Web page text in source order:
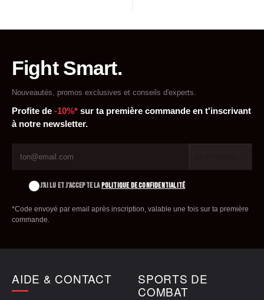
Fight Smart.
Nouveautés, promos exclusives et conseils d'experts.
Profite de -10%* sur ta première commande en t'inscrivant
à notre newsletter.
J'AI LU ET J'ACCEPTE LAPOLITIQUE DE CONFIDENTIALITÉ
*Code envoyé par email après inscription, valable une fois sur ta première
commande.
AIDE & CONTACT
SPORTS DE
COMBAT